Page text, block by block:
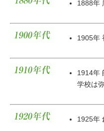
1888年
1905年
1914年
学校は
1925年